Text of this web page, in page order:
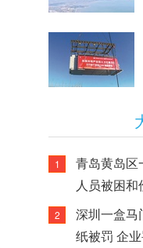
1
青岛黄岛区
人员被困和
2
深圳一盒马
纸被罚 企